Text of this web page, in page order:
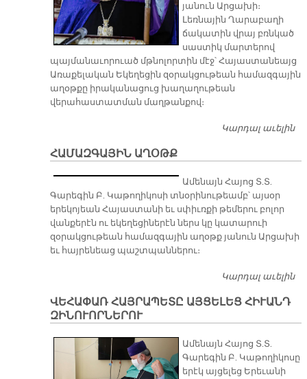
յանուն Արցախի։
Լեռնային Ղարաբաղի
ճակատին վրայ բռնկած
սաստիկ մարտերով
պայմանաւորուած մթնոլորտին մէջ՝ Հայաստանեայց
Առաքելական Եկեղեցին զօրակցութեան համազգային
աղօթքը իրականացուց խաղաղութեան
վերահաստատման մաղթանքով։
Կարդալ աւելին
ՀԱՄԱԶԳԱՅԻՆ ԱՂՕԹՔ
Ամենայն Հայոց Տ.Տ.
Գարեգին Բ. Կաթողիկոսի տնօրինութեամբ՝ այսօր
երեկոյեան Հայաստանի եւ սփիւռքի թեմերու բոլոր
վանքերէն ու եկեղեցիներէն ներս կը կատարուի
զօրակցութեան համազգային աղօթք յանուն Արցախի
եւ հայրենեաց պաշտպաններու։
Կարդալ աւելին
ՎԵՀԱՓԱՌ ՀԱՅՐԱՊԵՏԸ ԱՅՑԵԼԵՑ ՀԻՒԱՆԴ
ԶԻՆՈՒՈՐՆԵՐՈՒ
Ամենայն Հայոց Տ.Տ.
Գարեգին Բ. Կաթողիկոսը
երէկ այցելեց Երեւանի